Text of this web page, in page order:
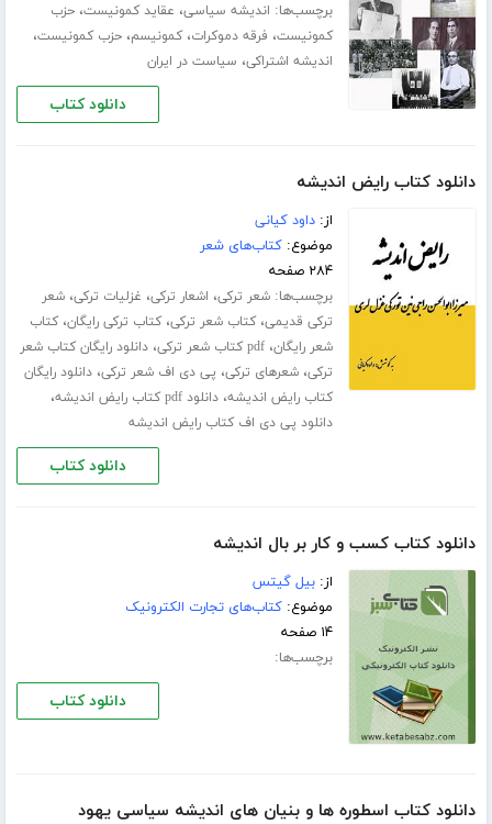
برچسب‌ها: اندیشه سیاسی، عقاید کمونیست،حزب
کمونیست، فرقه دموکرات،کمونیسم،حزب کمونیست،
اندیشه اشتراکی، سیاست در ایران
دانلود کتاب
دانلود کتاب رایض اندیشه
از:داود کیانی
موضوع:کتاب‌های شعر
۲۸۴ صفحه
برچسب‌ها:شعر ترکی، اشعار ترکی، غزلیات ترکی،شعر
ترکی قدیمی،کتاب شعر ترکی،کتاب ترکی رایگان،کتاب
شعر رایگان،pdf کتاب شعر ترکی ،دانلود رایگان کتاب شعر
ترکی،شعرهای ترکی، پی دی اف شعر ترکی،دانلود رایگان
کتاب رایض اندیشه،دانلود pdf کتاب رایض اندیشه ،
دانلود پی دی اف کتاب رایض اندیشه
دانلود کتاب
دانلود کتاب کسب و کار بر بال اندیشه
از:بیل گیتس
موضوع:کتاب‌های تجارت الکترونیک
۱۴ صفحه
برچسب‌ها:
دانلود کتاب
دانلود کتاب اسطوره ها و بنیان های اندیشه سیاسی یهود